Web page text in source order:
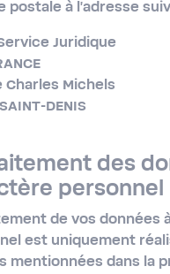
postale à l’adresse
Juridique
Charles Michels
DENIS
des
personnel
de vos données
est uniquement
mentionnées dans la